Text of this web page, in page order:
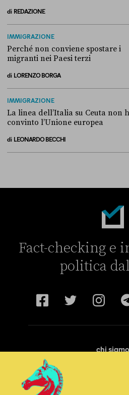
di REDAZIONE
IMMIGRAZIONE
Perché non conviene spostare i
migranti nei Paesi terzi
di LORENZO BORGA
IMMIGRAZIONE
La linea dell’Italia su Ceuta non
convinto l’Unione europea
di LEONARDO BECCHI
Fact-checking e
politica
chi siamo